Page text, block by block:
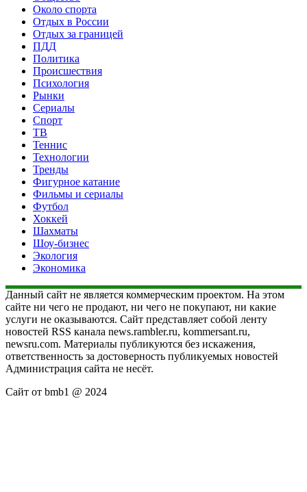
Около спорта
Отдых в России
Отдых за границей
ПДД
Политика
Происшествия
Психология
Рынки
Сериалы
Спорт
ТВ
Теннис
Технологии
Тренды
Фигурное катание
Фильмы и сериалы
Футбол
Хоккей
Шахматы
Шоу-бизнес
Экология
Экономика
Данный сайт не является коммерческим проектом. На этом
сайте ни чего не продают, ни чего не покупают, ни какие
услуги не оказываются. Сайт представляет собой ленту
новостей RSS канала news.rambler.ru, kommersant.ru,
newsru.com. Материалы публикуются без искажения,
ответственность за достоверность публикуемых новостей
Администрация сайта не несёт.
Сайт от bmb1 @ 2024